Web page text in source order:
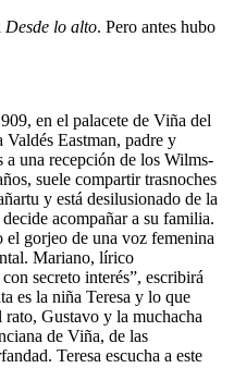
Desde lo alto. Pero antes hubo
en el palacete de Viña del
Valdés Eastman, padre y
a una recepción de los Wilms-
suele compartir trasnoches
y está desilusionado de la
acompañar a su familia.
gorjeo de una voz femenina
Mariano, lírico
secreto interés”, escribirá
es la niña Teresa y lo que
Gustavo y la muchacha
de Viña, de las
Teresa escucha a este